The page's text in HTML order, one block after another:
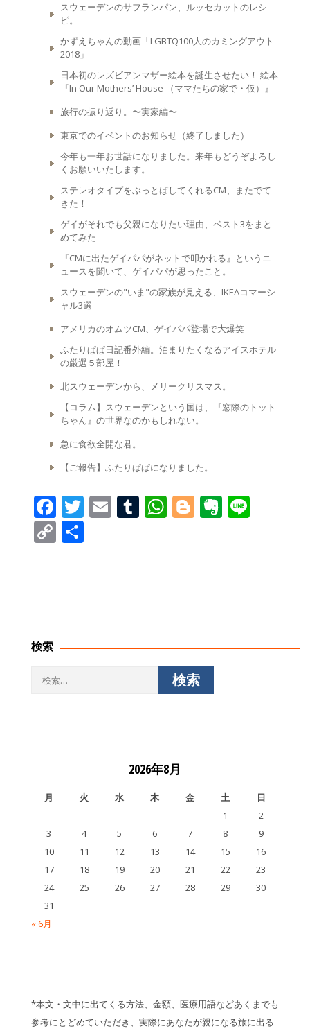
スウェーデンのサフランパン、ルッセカットのレシ
ピ。
かずえちゃんの動画「LGBTQ100人のカミングアウト
2018」
日本初のレズビアンマザー絵本を誕生させたい！ 絵本
『In Our Mothers’ House （ママたちの家で・仮）』
旅行の振り返り。〜実家編〜
東京でのイベントのお知らせ（終了しました）
今年も一年お世話になりました。来年もどうぞよろし
くお願いいたします。
ステレオタイプをぶっとばしてくれるCM、またでて
きた！
ゲイがそれでも父親になりたい理由、ベスト3をまと
めてみた
『CMに出たゲイパパがネットで叩かれる』というニ
ュースを聞いて、ゲイパパが思ったこと。
スウェーデンの"いま"の家族が見える、IKEAコマーシ
ャル3選
アメリカのオムツCM、ゲイパパ登場で大爆笑
ふたりぱぱ日記番外編。泊まりたくなるアイスホテル
の厳選５部屋！
北スウェーデンから、メリークリスマス。
【コラム】スウェーデンという国は、『窓際のトット
ちゃん』の世界なのかもしれない。
急に食欲全開な君。
【ご報告】ふたりぱぱになりました。
Facebook
Twitter
EmailTumblr
WhatsApp
Blogger
Copy
検索
2026年8月
月 火 水 木 金 土
日
1
2
3
4 5 6 7 8
9
10
11 12 13 14 15
16
17
18 19 20 21 22
23
24
25 26 27 28 29
30
31
« 6月
*本文・文中に出てくる方法、金額、医療用語などあくまでも
参考にとどめていただき、実際にあなたが親になる旅に出る